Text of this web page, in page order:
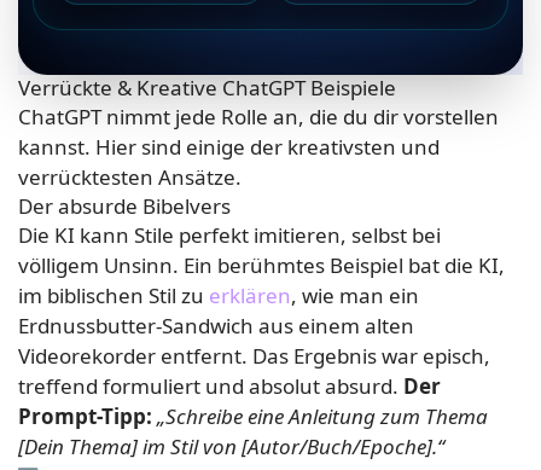
Verrückte & Kreative ChatGPT Beispiele
ChatGPT nimmt jede Rolle an, die du dir vorstellen
kannst. Hier sind einige der kreativsten und
verrücktesten Ansätze.
Der absurde Bibelvers
Die KI kann Stile perfekt imitieren, selbst bei
völligem Unsinn. Ein berühmtes Beispiel bat die KI,
im biblischen Stil zu erklären, wie man ein
Erdnussbutter-Sandwich aus einem alten
Videorekorder entfernt. Das Ergebnis war episch,
treffend formuliert und absolut absurd. Der
Prompt-Tipp: „Schreibe eine Anleitung zum Thema
[Dein Thema] im Stil von [Autor/Buch/Epoche].“